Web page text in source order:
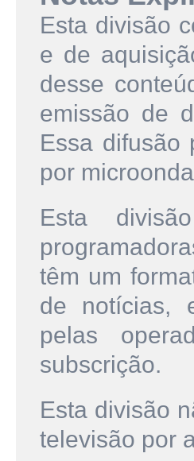
Esta divisão
e de
desse
emissão de
Essa difusão
por
Esta
têm um
de notícias,
pelas
subscrição.
Esta divisão
televisão por